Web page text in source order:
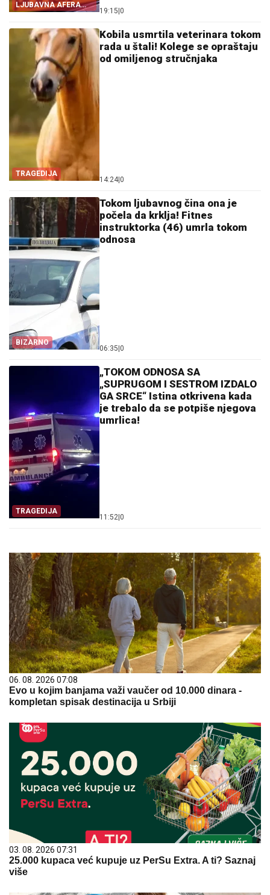
LJUBAVNA AFERA
KOJA JE PRERASLA U
19:15 0
TRAGEDIJA
Kobila usmrtila veterinara tokom
rada u štali! Kolege se opraštaju
od omiljenog stručnjaka
14:24 0
BIZARNO
Tokom ljubavnog čina ona je
počela da krklja! Fitnes
instruktorka (46) umrla tokom
odnosa
06:35 0
TRAGEDIJA
„TOKOM ODNOSA SA
„SUPRUGOM I SESTROM IZDALO
GA SRCE“ Istina otkrivena kada
je trebalo da se potpiše njegova
umrlica!
11:52 0
06. 08. 2026 07:08
Evo u kojim banjama važi vaučer od 10.000 dinara -
kompletan spisak destinacija u Srbiji
03. 08. 2026 07:31
25.000 kupaca već kupuje uz PerSu Extra. A ti? Saznaj
više